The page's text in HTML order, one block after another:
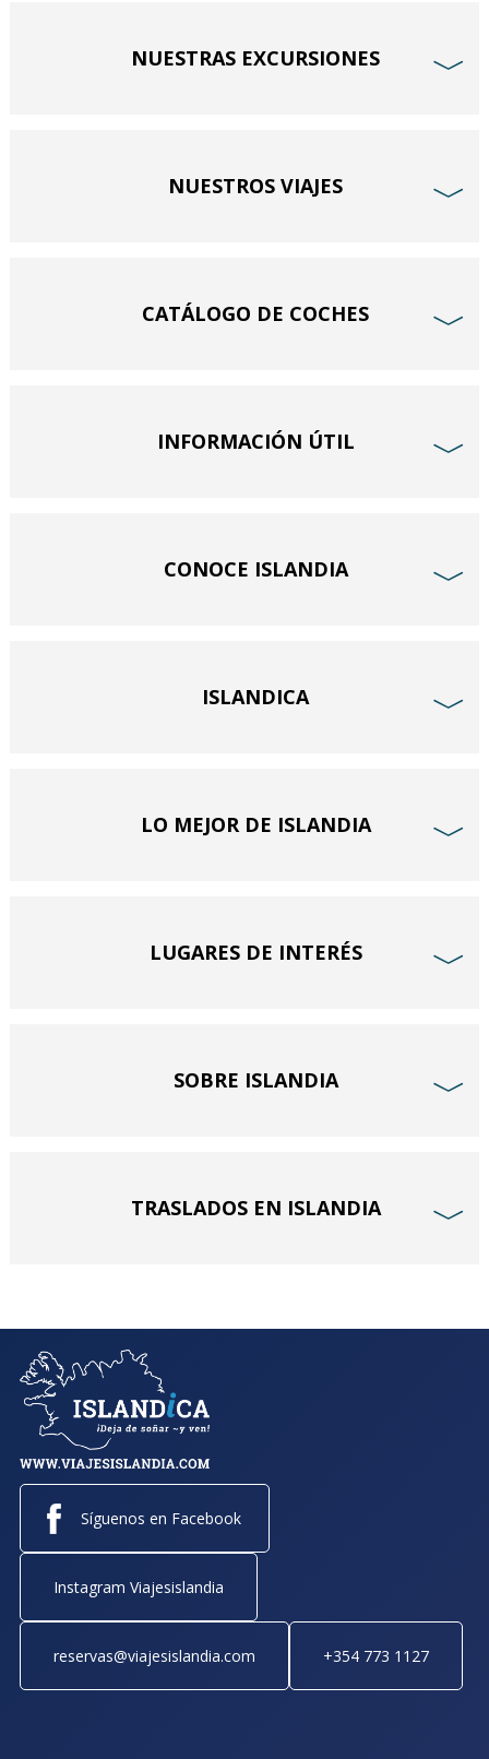
NUESTRAS EXCURSIONES ﹀
NUESTROS VIAJES ﹀
CATÁLOGO DE COCHES ﹀
INFORMACIÓN ÚTIL ﹀
CONOCE ISLANDIA ﹀
ISLANDICA ﹀
LO MEJOR DE ISLANDIA ﹀
LUGARES DE INTERÉS ﹀
SOBRE ISLANDIA ﹀
TRASLADOS EN ISLANDIA ﹀
Síguenos en Facebook
Instagram Viajesislandia
reservas@viajesislandia.com +354 773 1127